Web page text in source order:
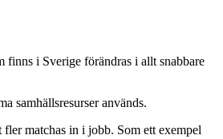
finns i Sverige förändras i allt snabbare
samhällsresurser används.
matchas in i jobb. Som ett exempel